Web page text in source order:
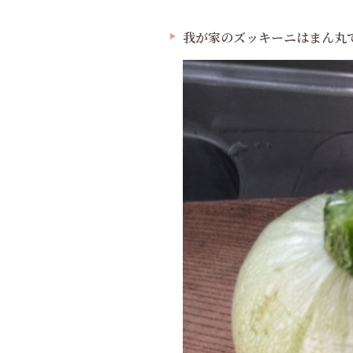
我が家のズッキーニはまん丸